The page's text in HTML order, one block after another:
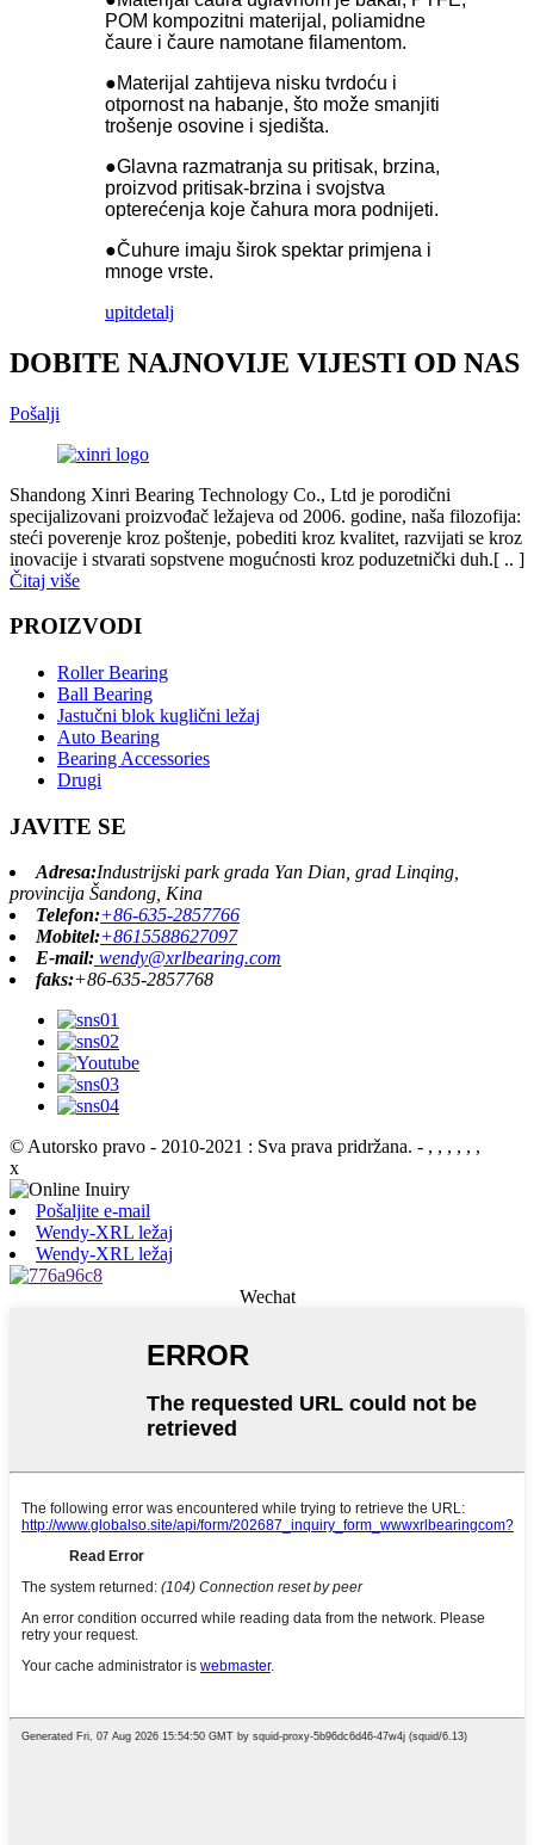
POM kompozitni materijal, poliamidne
čaure i čaure namotane filamentom.
●Materijal zahtijeva nisku tvrdoću i
otpornost na habanje, što može smanjiti
trošenje osovine i sjedišta.
●Glavna razmatranja su pritisak, brzina,
proizvod pritisak-brzina i svojstva
opterećenja koje čahura mora podnijeti.
●Čuhure imaju širok spektar primjena i
mnoge vrste.
upitdetalj
DOBITE NAJNOVIJE VIJESTI OD NAS
Pošalji
Shandong Xinri Bearing Technology Co., Ltd je porodični
specijalizovani proizvođač ležajeva od 2006. godine, naša filozofija:
steći poverenje kroz poštenje, pobediti kroz kvalitet, razvijati se kroz
inovacije i stvarati sopstvene mogućnosti kroz poduzetnički duh.[ .. ]
Čitaj više
PROIZVODI
Roller Bearing
Ball Bearing
Jastučni blok kuglični ležaj
Auto Bearing
Bearing Accessories
Drugi
JAVITE SE
Adresa:Industrijski park grada Yan Dian, grad Linqing,
provincija Šandong, Kina
Telefon:+86-635-2857766
Mobitel:+8615588627097
E-mail: wendy@xrlbearing.com
faks:+86-635-2857768
© Autorsko pravo - 2010-2021 : Sva prava pridržana. - , , , , , ,
x
Pošaljite e-mail
Wendy-XRL ležaj
Wendy-XRL ležaj
Wechat